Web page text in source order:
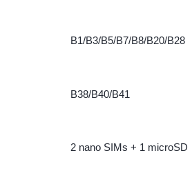
B1/B3/B5/B7/B8/B20/B28
B38/B40/B41
2 nano SIMs + 1 microSD